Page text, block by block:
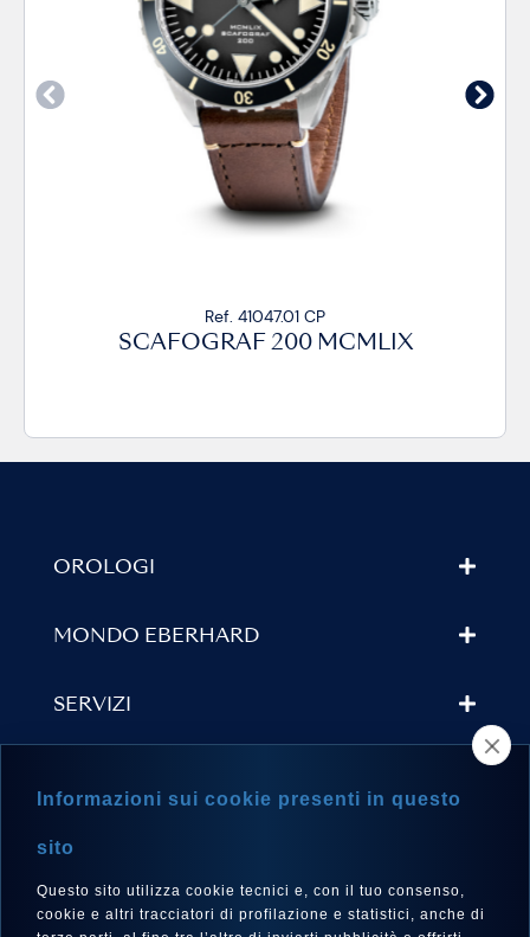
Ref. 41047.01 CP
SCAFOGRAF 200 MCMLIX
OROLOGI
MONDO EBERHARD
SERVIZI
Informazioni sui cookie presenti in questo
sito
Questo sito utilizza cookie tecnici e, con il tuo consenso,
cookie e altri tracciatori di profilazione e statistici, anche di